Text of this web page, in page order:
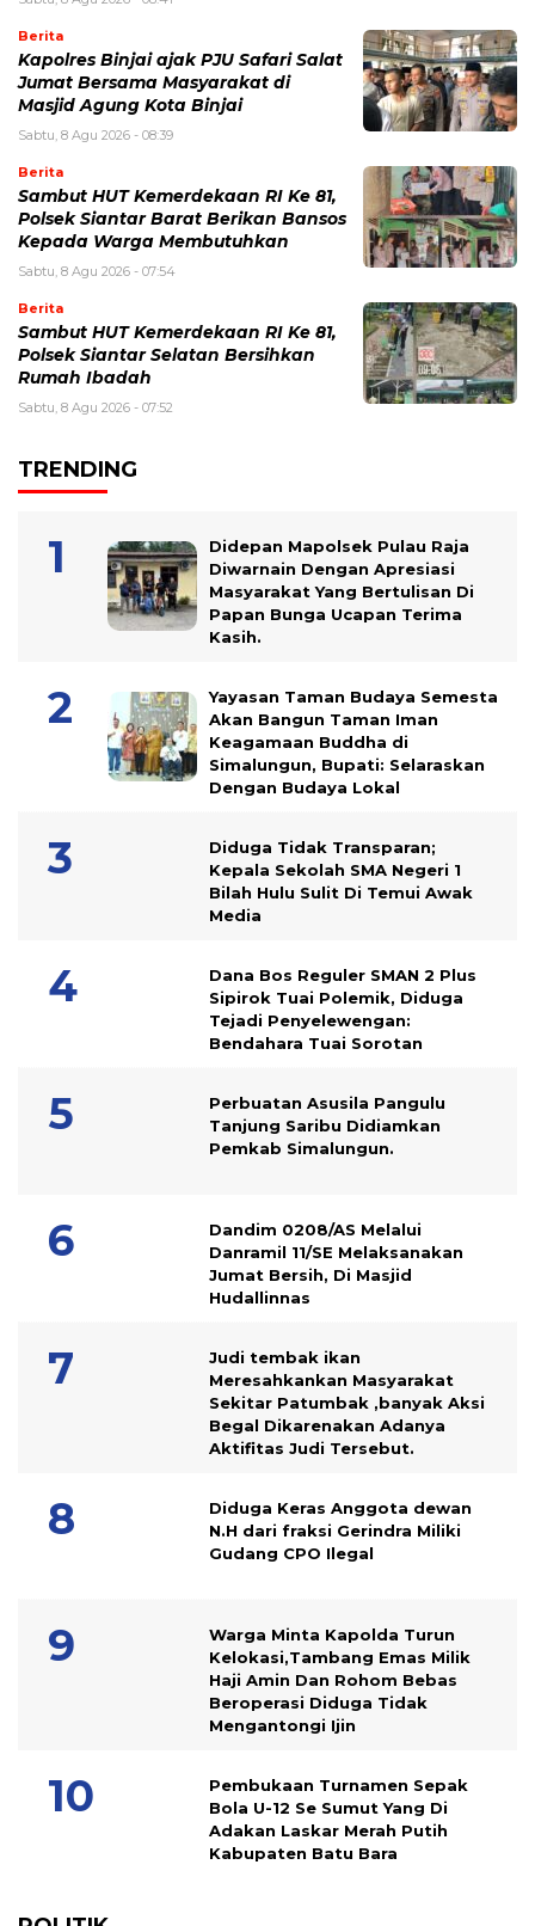
Berita
Kapolres Binjai ajak PJU Safari Salat
Jumat Bersama Masyarakat di
Masjid Agung Kota Binjai
Sabtu, 8 Agu 2026 - 08:39
Berita
Sambut HUT Kemerdekaan RI Ke 81,
Polsek Siantar Barat Berikan Bansos
Kepada Warga Membutuhkan
Sabtu, 8 Agu 2026 - 07:54
Berita
Sambut HUT Kemerdekaan RI Ke 81,
Polsek Siantar Selatan Bersihkan
Rumah Ibadah
Sabtu, 8 Agu 2026 - 07:52
TRENDING
Didepan Mapolsek Pulau Raja
Diwarnain Dengan Apresiasi
Masyarakat Yang Bertulisan Di
Papan Bunga Ucapan Terima
Kasih.
Yayasan Taman Budaya Semesta
Akan Bangun Taman Iman
Keagamaan Buddha di
Simalungun, Bupati: Selaraskan
Dengan Budaya Lokal
Diduga Tidak Transparan;
Kepala Sekolah SMA Negeri 1
Bilah Hulu Sulit Di Temui Awak
Media
Dana Bos Reguler SMAN 2 Plus
Sipirok Tuai Polemik, Diduga
Tejadi Penyelewengan:
Bendahara Tuai Sorotan
Perbuatan Asusila Pangulu
Tanjung Saribu Didiamkan
Pemkab Simalungun.
Dandim 0208/AS Melalui
Danramil 11/SE Melaksanakan
Jumat Bersih, Di Masjid
Hudallinnas
Judi tembak ikan
Meresahkankan Masyarakat
Sekitar Patumbak ,banyak Aksi
Begal Dikarenakan Adanya
Aktifitas Judi Tersebut.
Diduga Keras Anggota dewan
N.H dari fraksi Gerindra Miliki
Gudang CPO Ilegal
Warga Minta Kapolda Turun
Kelokasi,Tambang Emas Milik
Haji Amin Dan Rohom Bebas
Beroperasi Diduga Tidak
Mengantongi Ijin
Pembukaan Turnamen Sepak
Bola U-12 Se Sumut Yang Di
Adakan Laskar Merah Putih
Kabupaten Batu Bara